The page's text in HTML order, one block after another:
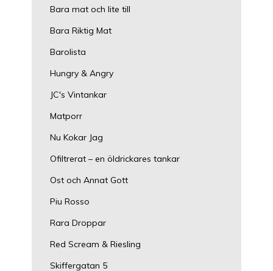
Bara mat och lite till
Bara Riktig Mat
Barolista
Hungry & Angry
JC's Vintankar
Matporr
Nu Kokar Jag
Ofiltrerat – en öldrickares tankar
Ost och Annat Gott
Piu Rosso
Rara Droppar
Red Scream & Riesling
Skiffergatan 5